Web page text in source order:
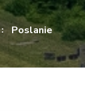
Poslanie